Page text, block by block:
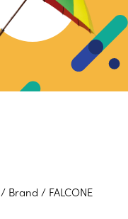
/ Brand / FALCONE